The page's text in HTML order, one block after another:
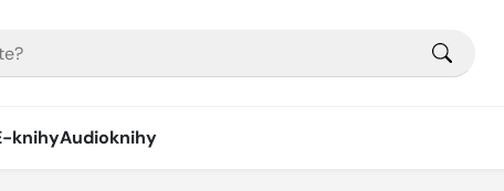
knihyAudioknihy